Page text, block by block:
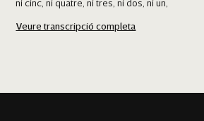
ni cinc, ni quatre, ni tres, ni dos, ni un,
no vol cantar el mussol.
Veure transcripció completa